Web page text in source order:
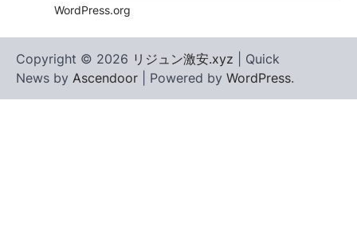
WordPress.org
Copyright © 2026 リジュン激安.xyz | Quick
News by Ascendoor | Powered by WordPress.